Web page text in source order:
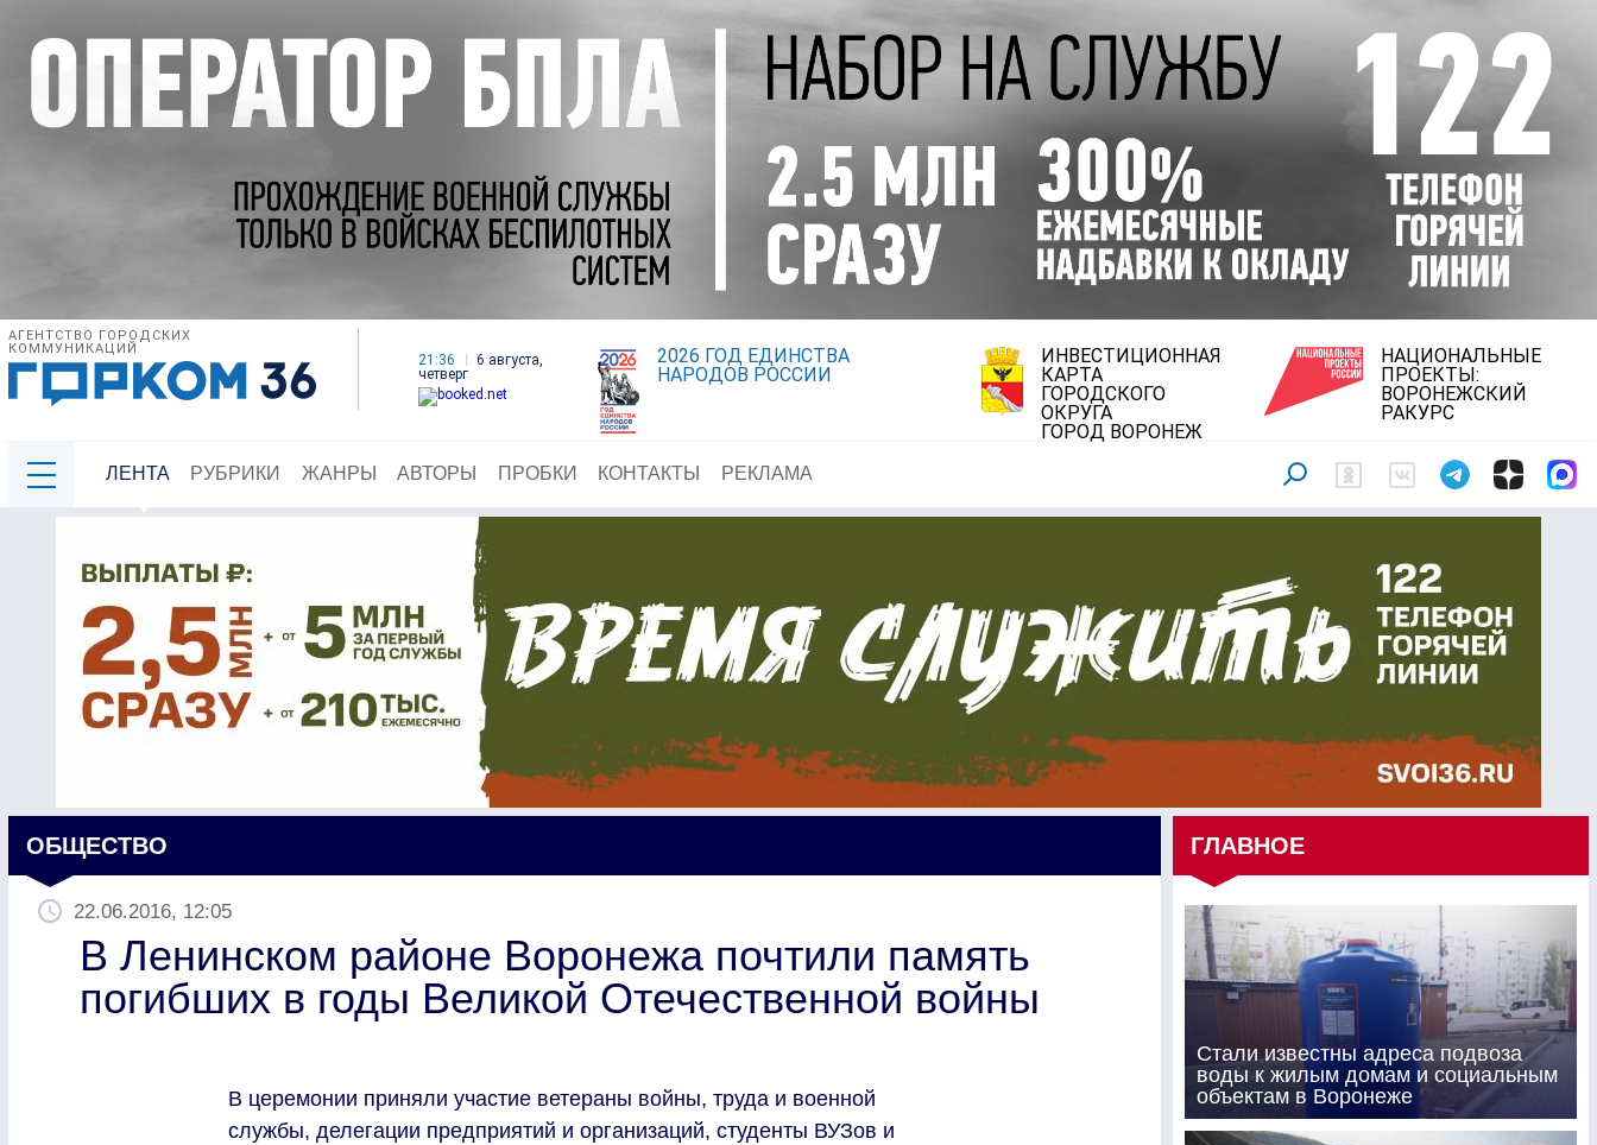
АГЕНТСТВО ГОРОДСКИХ
КОММУНИКАЦИЙ
21:36
6 августа,
четверг
2026 ГОД ЕДИНСТВА
НАРОДОВ РОССИИ
ИНВЕСТИЦИОННАЯ
КАРТА
ГОРОДСКОГО
ОКРУГА
ГОРОД ВОРОНЕЖ
НАЦИОНАЛЬНЫЕ
ПРОЕКТЫ:
ВОРОНЕЖСКИЙ
РАКУРС
ЛЕНТА РУБРИКИ ЖАНРЫ АВТОРЫ ПРОБКИ КОНТАКТЫ РЕКЛАМА
ОБЩЕСТВО
22.06.2016, 12:05
В Ленинском районе Воронежа почтили память
погибших в годы Великой Отечественной войны
В церемонии приняли участие ветераны войны, труда и военной
службы, делегации предприятий и организаций, студенты ВУЗов и
ГЛАВНОЕ
Стали известны адреса подвоза
воды к жилым домам и социальным
объектам в Воронеже